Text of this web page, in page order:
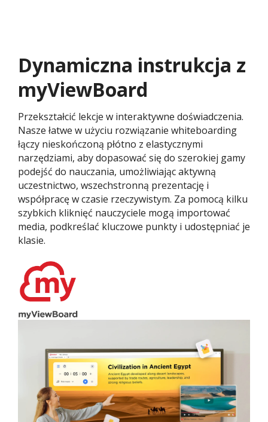
Dynamiczna instrukcja z
myViewBoard
Przekształcić lekcje w interaktywne doświadczenia.
Nasze łatwe w użyciu rozwiązanie whiteboarding
łączy nieskończoną płótno z elastycznymi
narzędziami, aby dopasować się do szerokiej gamy
podejść do nauczania, umożliwiając aktywną
uczestnictwo, wszechstronną prezentację i
współpracę w czasie rzeczywistym. Za pomocą kilku
szybkich kliknięć nauczyciele mogą importować
media, podkreślać kluczowe punkty i udostępniać je
klasie.